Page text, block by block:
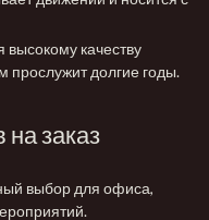
высокому качеству
прослужит долгие годы.
заказ
выбор для офиса,